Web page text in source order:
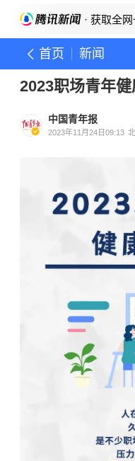
· 获取全
首页 新闻
2023职场青年
中国青年报
2023年11月24日09:13